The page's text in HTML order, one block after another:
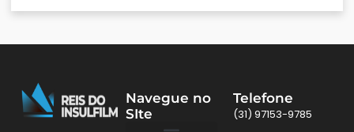
Navegue no
SIte
Telefone
(31) 97153-9785